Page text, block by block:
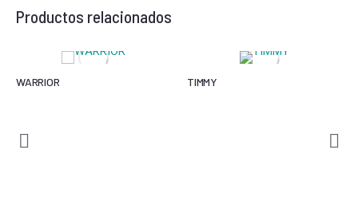
Productos relacionados
WARRIOR TIMMY